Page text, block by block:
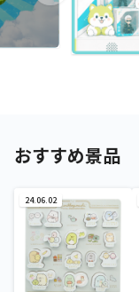
おすすめ景品
24.06.02